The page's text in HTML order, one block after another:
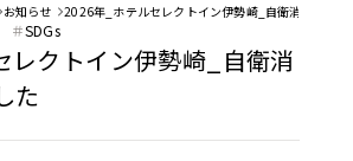
お知らせ 2026年_ホテルセレクトイン伊勢崎_自衛消防訓練
SDGs
レクトイン伊勢崎_自衛消
た